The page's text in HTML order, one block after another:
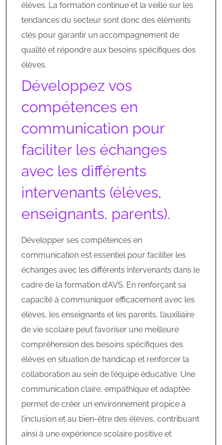
élèves. La formation continue et la veille sur les
tendances du secteur sont donc des éléments
clés pour garantir un accompagnement de
qualité et répondre aux besoins spécifiques des
élèves.
Développez vos
compétences en
communication pour
faciliter les échanges
avec les différents
intervenants (élèves,
enseignants, parents).
Développer ses compétences en
communication est essentiel pour faciliter les
échanges avec les différents intervenants dans le
cadre de la formation d’AVS. En renforçant sa
capacité à communiquer efficacement avec les
élèves, les enseignants et les parents, l’auxiliaire
de vie scolaire peut favoriser une meilleure
compréhension des besoins spécifiques des
élèves en situation de handicap et renforcer la
collaboration au sein de l’équipe éducative. Une
communication claire, empathique et adaptée
permet de créer un environnement propice à
l’inclusion et au bien-être des élèves, contribuant
ainsi à une expérience scolaire positive et